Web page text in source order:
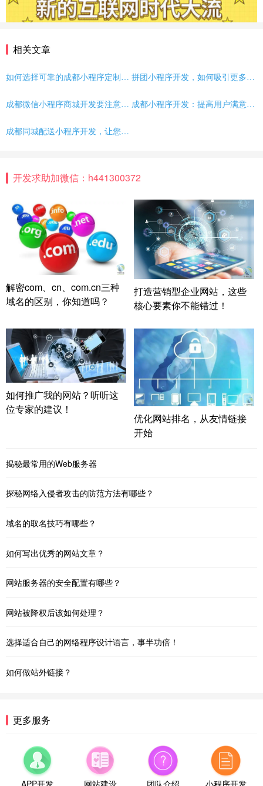
相关文章
如何选择可靠的成都小程序定制开发公司？ 拼团小程序开发，如何吸引更多客户？
成都微信小程序商城开发要注意什么？ 成都小程序开发：提高用户满意度的全面指南
成都同城配送小程序开发，让您的生意更上一层楼！
开发求助加微信：h441300372
解密com、cn、com.cn三种
域名的区别，你知道吗？
打造营销型企业网站，这些
核心要素你不能错过！
如何推广我的网站？听听这
位专家的建议！
优化网站排名，从友情链接
开始
揭秘最常用的Web服务器
探秘网络入侵者攻击的防范方法有哪些？
域名的取名技巧有哪些？
如何写出优秀的网站文章？
网站服务器的安全配置有哪些？
网站被降权后该如何处理？
选择适合自己的网络程序设计语言，事半功倍！
如何做站外链接？
更多服务
APP开发 网站建设 团队介绍 小程序开发